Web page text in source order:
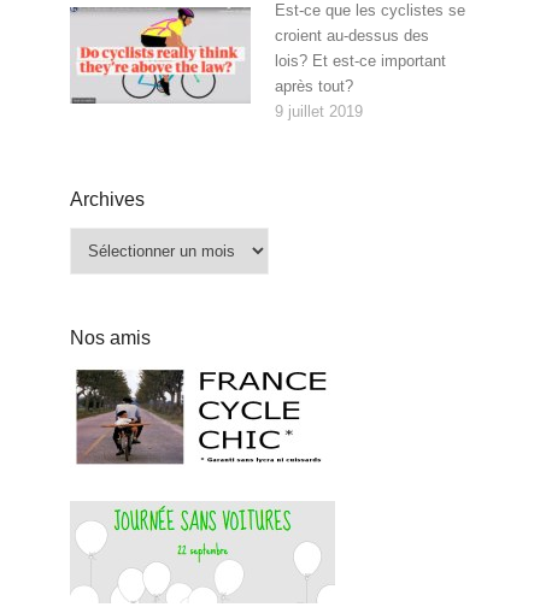
Est-ce que les cyclistes se
croient au-dessus des
lois? Et est-ce important
après tout?
9 juillet 2019
Archives
Archives
Nos amis